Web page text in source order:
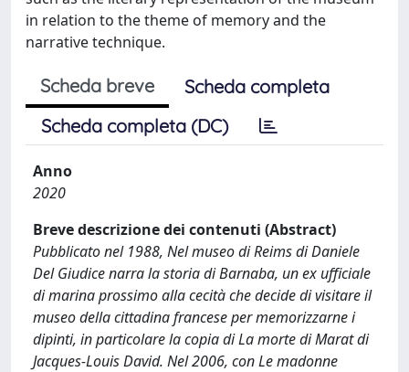
in relation to the theme of memory and the
narrative technique.
Scheda breve
Scheda completa
Scheda completa (DC)
Anno
2020
Breve descrizione dei contenuti (Abstract)
Pubblicato nel 1988, Nel museo di Reims di Daniele
Del Giudice narra la storia di Barnaba, un ex ufficiale
di marina prossimo alla cecità che decide di visitare il
museo della cittadina francese per memorizzarne i
dipinti, in particolare la copia di La morte di Marat di
Jacques-Louis David. Nel 2006, con Le madonne